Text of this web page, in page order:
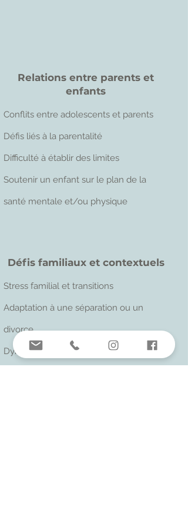
Relations entre parents et
enfants
Conflits entre adolescents et parents
Défis liés à la parentalité
Difficulté à établir des limites
Soutenir un enfant sur le plan de la
santé mentale et/ou physique
Défis familiaux et contextuels
Stress familial et transitions
Adaptation à une séparation ou un
divorce
Dynamiques de familles recomposées